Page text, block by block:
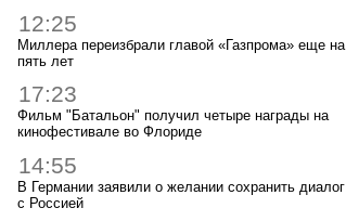
12:25
Миллера переизбрали главой «Газпрома» еще на
пять лет
17:23
Фильм "Батальон" получил четыре награды на
кинофестивале во Флориде
14:55
В Германии заявили о желании сохранить диалог
с Россией